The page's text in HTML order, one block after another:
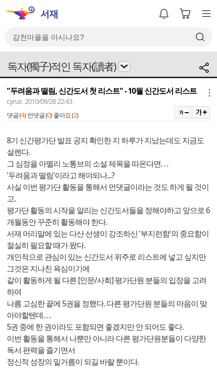
독자(獨子)적인 독자(讀者)
"두려움과 떨림, 신간도서 첫 리스트" - 10월 신간도서 리스트
cyrus 2010/09/28 22:43
댓글 (4) 먼댓글 (0) 좋아요 (2)
8기 신간평가단 발표 공지 확인한 지 하루가 지났는데도 지금도
설렌다.
그 심정을 아멜리 노통브의 소설 제목을 따온다면. . .
'두려움과 떨림'이라고 해야되나...?
사실 이번 평가단 활동을 통해서 먼댓글이라는 것도 하게 될 것이
고.
평가단 활동의 시작을 알리는 신간도서들을 정해야하고 앞으로 6
개월동안 꾸준히 활동해야 한다.
서재 머리말에 있는 다산 선생이 강조하신 '부지런함'의 중요함이
절실히 필요할 때가 왔다.
개인적으로 관심이 있는 신간도서 위주로 리스트에 넣고 싶지만
그것은 지나친 욕심이기에
같이 활동하게 될 다른 [인문/사회] 평가단원 분들의 입장을 고려
하여
나름 고심한 끝에 5권을 정했다. 다른 평가단원 분들의 마음이 맞
아야할텐데. . .
5권 중에 한 권이라도 포함되면 좋겠지만 안 되어도 좋다.
이번 활동을 통해서 나뿐만 아니라 다른 평가단원분들이 다양한
독서 편력을 즐기면서
정신적 성장의 밑거름이 되길 바랄 뿐이다.